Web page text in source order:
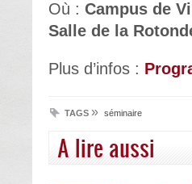
Où : Campus de
Salle de la
Plus d’infos :
TAGS » séminaire
A lire aussi